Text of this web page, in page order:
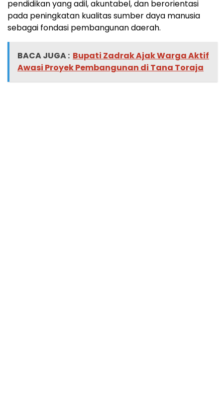
pendidikan yang adil, akuntabel, dan berorientasi
pada peningkatan kualitas sumber daya manusia
sebagai fondasi pembangunan daerah.
BACA JUGA : Bupati Zadrak Ajak Warga Aktif
Awasi Proyek Pembangunan di Tana Toraja